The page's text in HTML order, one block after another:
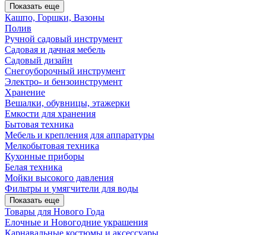
Показать еще
Кашпо, Горшки, Вазоны
Полив
Ручной садовый инструмент
Садовая и дачная мебель
Садовый дизайн
Снегоуборочный инструмент
Электро- и бензоинструмент
Хранение
Вешалки, обувницы, этажерки
Емкости для хранения
Бытовая техника
Мебель и крепления для аппаратуры
Мелкобытовая техника
Кухонные приборы
Белая техника
Мойки высокого давления
Фильтры и умягчители для воды
Показать еще
Товары для Нового Года
Елочные и Новогодние украшения
Карнавальные костюмы и аксессуары